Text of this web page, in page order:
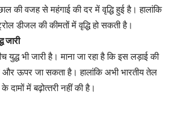
की वजह से महंगाई की दर में वृद्धि हुई है। हालांकि
डीजल की कीमतों में वृद्धि हो सकती है।
भी जारी है। माना जा रहा है कि इस लड़ाई की
ऊपर जा सकता है। हालांकि अभी भारतीय तेल
में बढ़ोत्‍तरी नहीं की है।